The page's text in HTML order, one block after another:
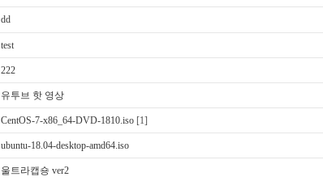
dd
test
222
유투브 핫 영상
CentOS-7-x86_64-DVD-1810.iso [1]
ubuntu-18.04-desktop-amd64.iso
울트라캡숑 ver2